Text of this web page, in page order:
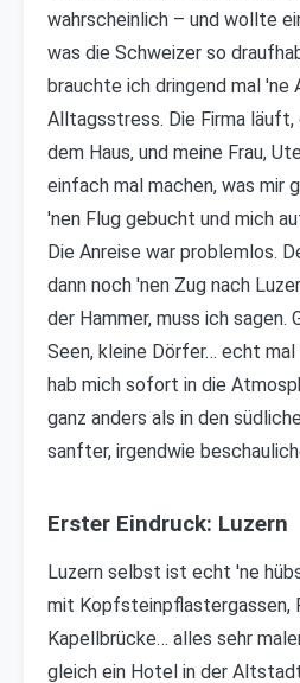
wahrscheinlich – und wollte
was die Schweizer so
brauchte ich dringend mal 'ne
Alltagsstress. Die Firma läuft,
dem Haus, und meine Frau,
einfach mal machen, was mir
'nen Flug gebucht und mich
Die Anreise war problemlos.
dann noch 'nen Zug nach
der Hammer, muss ich sagen.
Seen, kleine Dörfer… echt
hab mich sofort in die
ganz anders als in den
sanfter, irgendwie
Erster Eindruck: Luzern
Luzern selbst ist echt 'ne
mit Kopfsteinpflastergassen,
Kapellbrücke… alles sehr
gleich ein Hotel in der